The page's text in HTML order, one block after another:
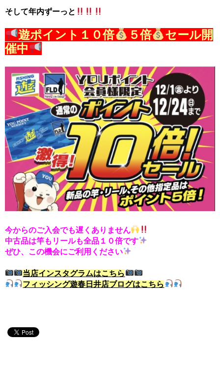
そして年内ずーっと
遊ポイント１０倍 ５倍
セール開
催中
今からのご入会でも遅くありません
中古品は竿もリールも全品１０倍です
ぜひ、この機会にご利用ください
当店インスタグラムはこちら
フィッシング遊春日井店ブログはこちら